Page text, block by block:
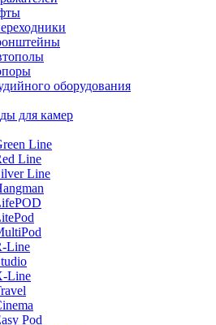
оборудования
для камер
Line
Line
Line
Line
Line
Pod